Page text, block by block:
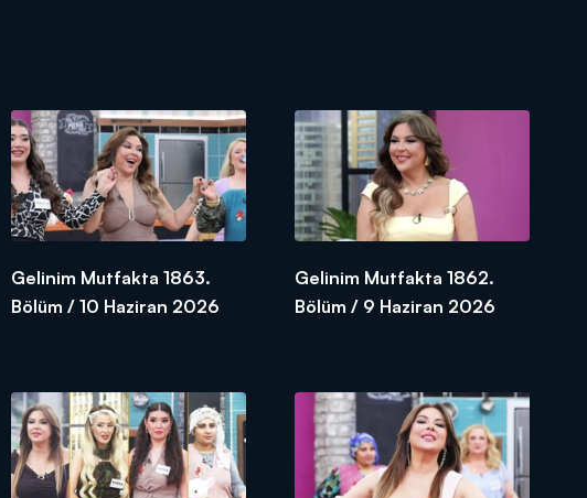
Gelinim Mutfakta 1863.
Bölüm / 10 Haziran 2026
Gelinim Mutfakta 1862.
Bölüm / 9 Haziran 2026